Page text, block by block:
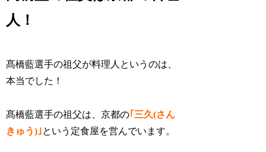
人！
髙橋藍選手の祖父が料理人というのは、
本当でした！
髙橋藍選手の祖父は、京都の｢三久(さん
きゅう)｣という定食屋を営んでいます。